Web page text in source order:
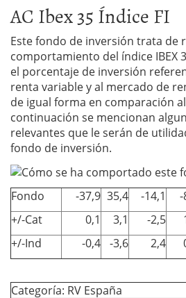
AC Ibex 35 Índice FI
Este fondo de inversión trata de
comportamiento del índice IBEX
el porcentaje de inversión
renta variable y al mercado de
de igual forma en comparación al
continuación se mencionan
relevantes que le serán de
fondo de inversión.
Fondo -37,9 35,4 -14,1 -
+/-Cat
0,1 3,1 -2,5
+/-Ind
-0,4 -3,6 2,4
Categoría: RV España